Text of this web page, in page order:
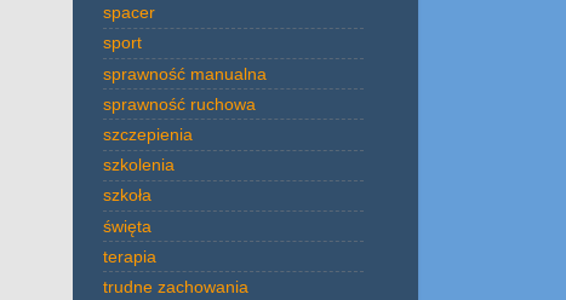
spacer
sport
sprawność manualna
sprawność ruchowa
szczepienia
szkolenia
szkoła
święta
terapia
trudne zachowania